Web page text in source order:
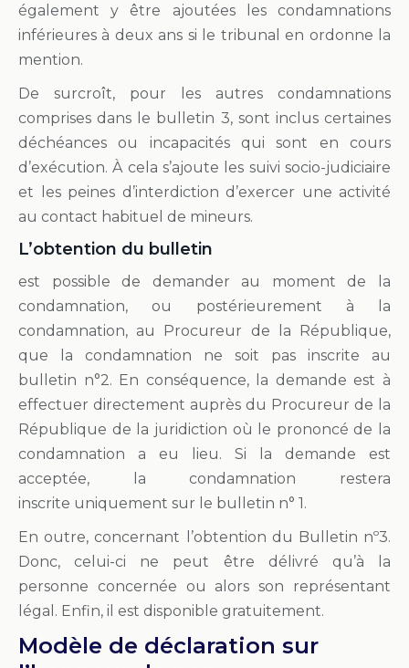
également y être ajoutées les condamnations
inférieures à deux ans si le tribunal en ordonne la
mention.
De surcroît, pour les autres condamnations
comprises dans le bulletin 3, sont inclus certaines
déchéances ou incapacités qui sont en cours
d’exécution. À cela s’ajoute les suivi socio-judiciaire
et les peines d’interdiction d’exercer une activité
au contact habituel de mineurs.
L’obtention du bulletin
est possible de demander au moment de la
condamnation, ou postérieurement à la
condamnation, au Procureur de la République,
que la condamnation ne soit pas inscrite au
bulletin n°2. En conséquence, la demande est à
effectuer directement auprès du Procureur de la
République de la juridiction où le prononcé de la
condamnation a eu lieu. Si la demande est
acceptée, la condamnation restera
inscrite uniquement sur le bulletin n° 1.
En outre, concernant l’obtention du Bulletin nº3.
Donc, celui-ci ne peut être délivré qu’à la
personne concernée ou alors son représentant
légal. Enfin, il est disponible gratuitement.
Modèle de déclaration sur